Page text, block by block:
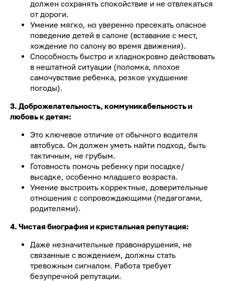
должен сохранять спокойствие и не отвлекаться
от дороги.
Умение мягко, но уверенно пресекать опасное
поведение детей в салоне (вставание с мест,
хождение по салону во время движения).
Способность быстро и хладнокровно действовать
в нештатной ситуации (поломка, плохое
самочувствие ребенка, резкое ухудшение
погоды).
3. Доброжелательность, коммуникабельность и
любовь к детям:
Это ключевое отличие от обычного водителя
автобуса. Он должен уметь найти подход, быть
тактичным, не грубым.
Готовность помочь ребенку при посадке/
высадке, особенно младшего возраста.
Умение выстроить корректные, доверительные
отношения с сопровождающими (педагогами,
родителями).
4. Чистая биография и кристальная репутация:
Даже незначительные правонарушения, не
связанные с вождением, должны стать
тревожным сигналом. Работа требует
безупречной репутации.